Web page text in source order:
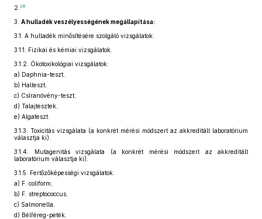
2. 28
3. A hulladék veszélyességének megállapítása:
3.1. A hulladék minősítésére szolgáló vizsgálatok:
3.1.1.
Fizikai és kémiai vizsgálatok.
3.1.2.
Ökotoxikológiai vizsgálatok:
a) Daphnia-teszt,
b) Halteszt,
c) Csíranövény-teszt,
d) Talajtesztek,
e) Algateszt.
3.1.3.
Toxicitás vizsgálata (a konkrét mérési módszert az akkreditált laboratórium
választja ki).
3.1.4.
Mutagenitás vizsgálata (a konkrét mérési módszert az akkreditált
laboratórium választja ki).
3.1.5.
Fertőzőképességi vizsgálatok:
a) F. coliform,
b) F. streptococcus,
c) Salmonella,
d) Bélféreg-peték,